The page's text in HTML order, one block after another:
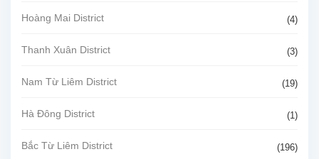
Hoàng Mai District (4)
Thanh Xuân District (3)
Nam Từ Liêm District (19)
Hà Đông District (1)
Bắc Từ Liêm District (196)